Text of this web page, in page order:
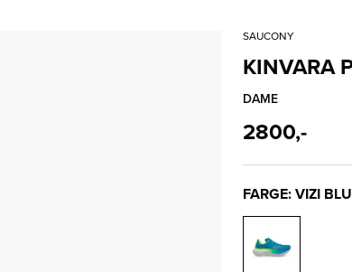
SAUCONY
KINVARA
DAME
2800,-
FARGE: VIZI